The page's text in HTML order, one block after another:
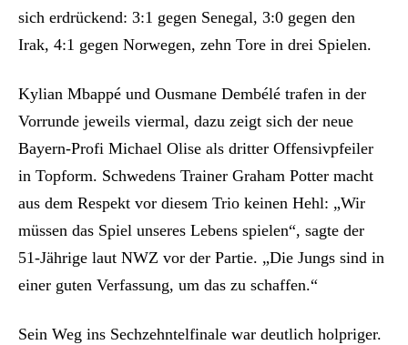
sich erdrückend: 3:1 gegen Senegal, 3:0 gegen den
Irak, 4:1 gegen Norwegen, zehn Tore in drei Spielen.
Kylian Mbappé und Ousmane Dembélé trafen in der
Vorrunde jeweils viermal, dazu zeigt sich der neue
Bayern-Profi Michael Olise als dritter Offensivpfeiler
in Topform. Schwedens Trainer Graham Potter macht
aus dem Respekt vor diesem Trio keinen Hehl: „Wir
müssen das Spiel unseres Lebens spielen“, sagte der
51-Jährige laut NWZ vor der Partie. „Die Jungs sind in
einer guten Verfassung, um das zu schaffen.“
Sein Weg ins Sechzehntelfinale war deutlich holpriger.